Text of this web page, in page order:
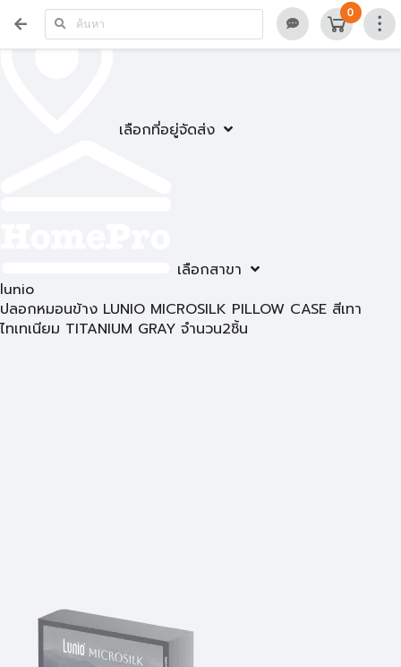
เลือกที่อยู่จัดส่ง
เลือกสาขา
0
lunio
ปลอกหมอนข้าง LUNIO MICROSILK PILLOW CASE สีเทา
ไทเทเนียม TITANIUM GRAY จำนวน2ชิ้น